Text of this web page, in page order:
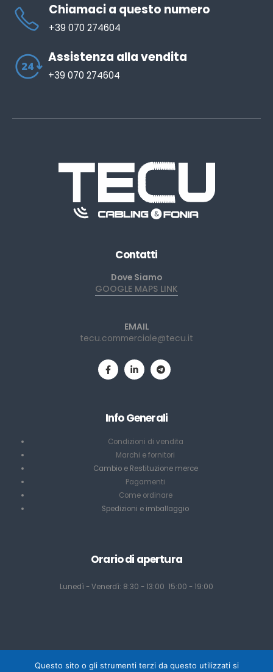
Chiamaci a questo numero
+39 070 274604
Assistenza alla vendita
+39 070 274604
Contatti
Dove Siamo
GOOGLE MAPS LINK
EMAIL
tecu.commerciale@tecu.it
Info Generali
Condizioni di vendita
Marchi e fornitori
Cambio e Restituzione merce
Pagamenti
Come ordinare
Spedizioni e imballaggio
Orario di apertura
Lunedì - Venerdì: 8:30 - 13:00 15:00 - 19:00
Questo sito o gli strumenti terzi da questo utilizzati si